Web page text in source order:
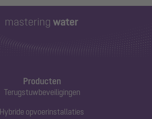
Producten
Terugstuwbeveiligingen
Hybride opvoerinstallaties